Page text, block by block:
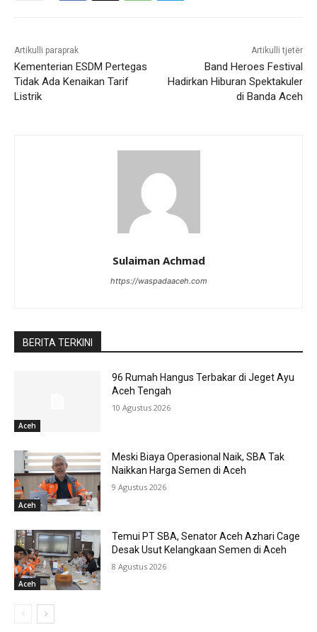
Artikulli paraprak
Kementerian ESDM Pertegas
Tidak Ada Kenaikan Tarif
Listrik
Artikulli tjetër
Band Heroes Festival
Hadirkan Hiburan Spektakuler
di Banda Aceh
Sulaiman Achmad
https://waspadaaceh.com
BERITA TERKINI
Aceh
96 Rumah Hangus Terbakar di Jeget Ayu
Aceh Tengah
10 Agustus 2026
Aceh
Meski Biaya Operasional Naik, SBA Tak
Naikkan Harga Semen di Aceh
9 Agustus 2026
Aceh
Temui PT SBA, Senator Aceh Azhari Cage
Desak Usut Kelangkaan Semen di Aceh
8 Agustus 2026